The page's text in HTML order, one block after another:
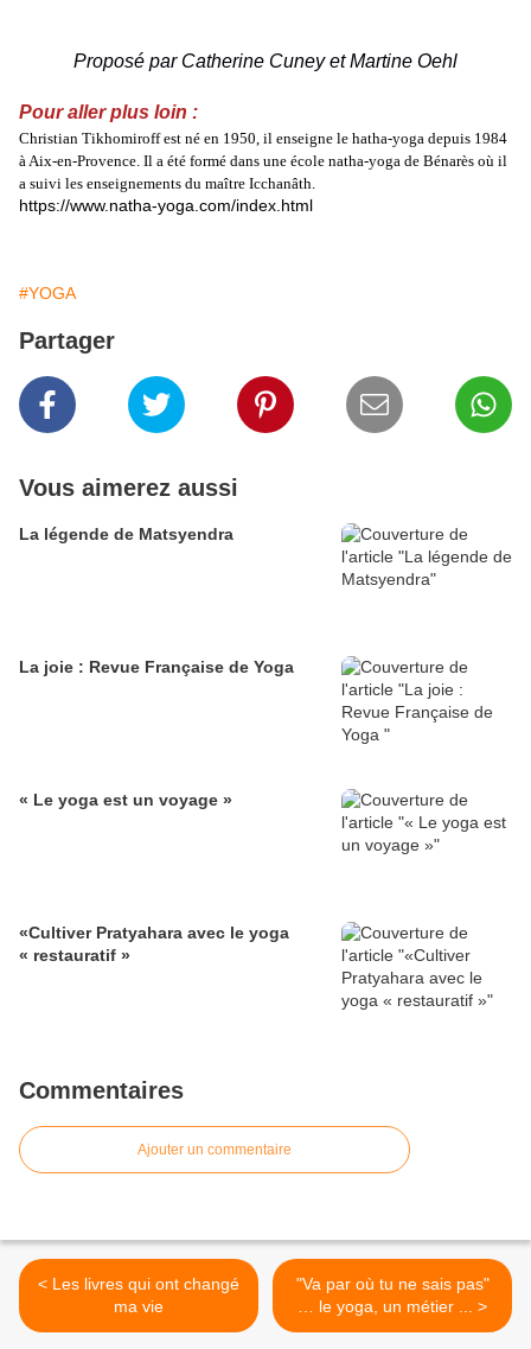
Proposé par Catherine Cuney et Martine Oehl
Pour aller plus loin :
Christian Tikhomiroff est né en 1950, il enseigne le hatha-yoga depuis 1984
à Aix-en-Provence. Il a été formé dans une école natha-yoga de Bénarès où il
a suivi les enseignements du maître Icchanâth.
https://www.natha-yoga.com/index.html
#YOGA
Partager
Vous aimerez aussi
La légende de Matsyendra
La joie : Revue Française de Yoga
« Le yoga est un voyage »
«Cultiver Pratyahara avec le yoga
« restauratif »
Commentaires
Ajouter un commentaire
< Les livres qui ont changé
ma vie
"Va par où tu ne sais pas"
… le yoga, un métier ... >